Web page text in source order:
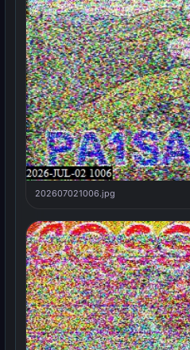
202607021006.jpg